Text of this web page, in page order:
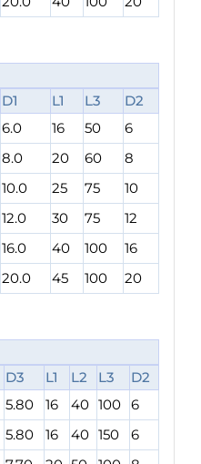
D1 L1 L3
D2
6.0 16 50
6
8.0 20 60
8
10.0 25 75
10
12.0 30 75
12
16.0 40 100
16
20.0 45 100 20
D3 L1 L2 L3
D2
5.80 16 40 100
6
5.80 16 40 150
6